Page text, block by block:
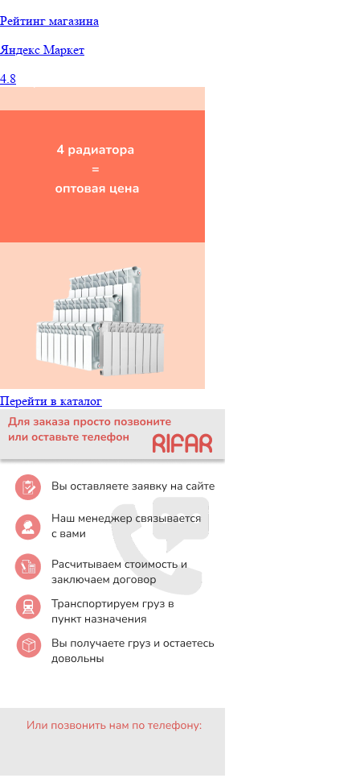
Рейтинг магазина
Яндекс Маркет
4.8
Перейти в каталог